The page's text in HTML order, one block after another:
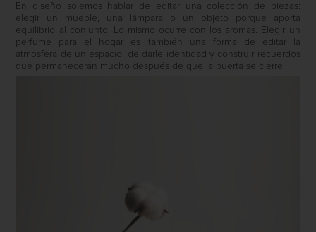
En diseño solemos hablar de editar una colección de piezas:
elegir un mueble, una lámpara o un objeto porque aporta
equilibrio al conjunto. Lo mismo ocurre con los aromas. Elegir un
perfume para el hogar es también una forma de editar la
atmósfera de un espacio, de darle identidad y construir recuerdos
que permanecerán mucho después de que la puerta se cierre.